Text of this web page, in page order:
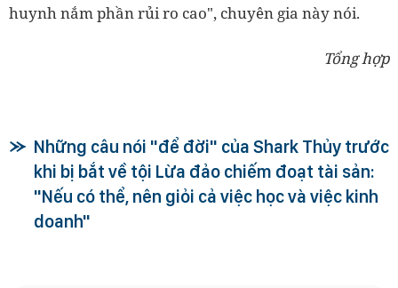
huynh nắm phần rủi ro cao", chuyên gia này nói.
Tổng hợp
Những câu nói "để đời" của Shark Thủy trước
khi bị bắt về tội Lừa đảo chiếm đoạt tài sản:
"Nếu có thể, nên giỏi cả việc học và việc kinh
doanh"